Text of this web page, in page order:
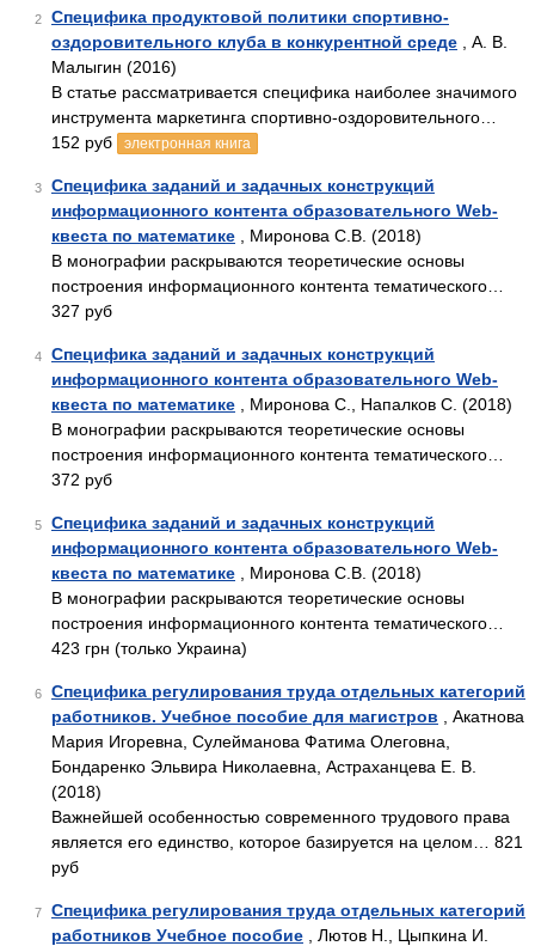
2
Специфика продуктовой политики спортивно-
оздоровительного клуба в конкурентной среде , А. В.
Малыгин (2016)
В статье рассматривается специфика наиболее значимого
инструмента маркетинга спортивно-оздоровительного…
152 руб
электронная книга
3
Специфика заданий и задачных конструкций
информационного контента образовательного Web-
квеста по математике , Миронова С.В. (2018)
В монографии раскрываются теоретические основы
построения информационного контента тематического…
327 руб
4
Специфика заданий и задачных конструкций
информационного контента образовательного Web-
квеста по математике , Миронова С., Напалков С. (2018)
В монографии раскрываются теоретические основы
построения информационного контента тематического…
372 руб
5
Специфика заданий и задачных конструкций
информационного контента образовательного Web-
квеста по математике , Миронова С.В. (2018)
В монографии раскрываются теоретические основы
построения информационного контента тематического…
423 грн (только Украина)
6
Специфика регулирования труда отдельных категорий
работников. Учебное пособие для магистров , Акатнова
Мария Игоревна, Сулейманова Фатима Олеговна,
Бондаренко Эльвира Николаевна, Астраханцева Е. В.
(2018)
Важнейшей особенностью современного трудового права
является его единство, которое базируется на целом… 821
руб
7
Специфика регулирования труда отдельных категорий
работников Учебное пособие , Лютов Н., Цыпкина И.